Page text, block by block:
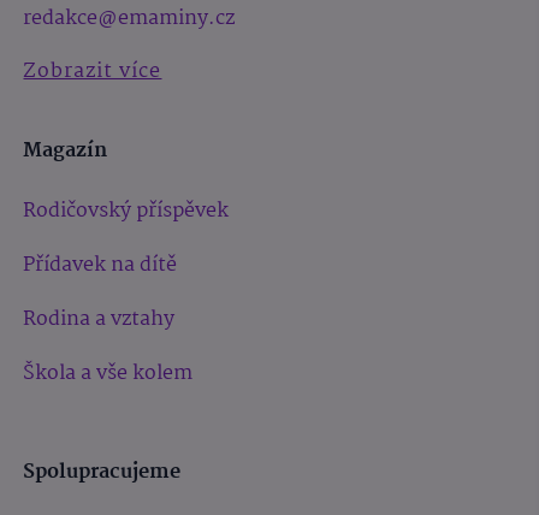
redakce@emaminy.cz
Zobrazit více
Magazín
Rodičovský příspěvek
Přídavek na dítě
Rodina a vztahy
Škola a vše kolem
Spolupracujeme